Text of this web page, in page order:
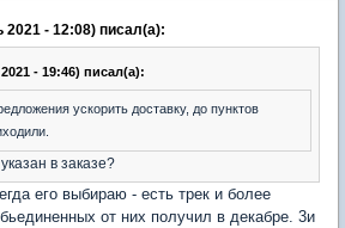
- 12:08) писал(а):
- 19:46) писал(а):
ускорить доставку, до пунктов
в заказе?
его выбираю - есть трек и более
от них получил в декабре. 3и